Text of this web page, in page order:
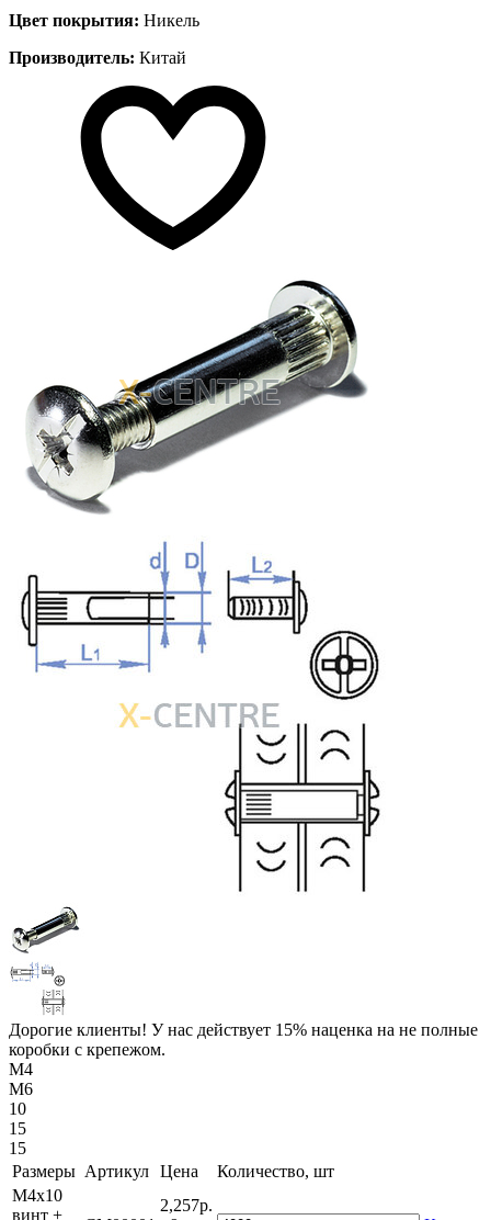
Цвет покрытия: Никель
Производитель: Китай
Дорогие клиенты! У нас действует 15% наценка на не полные
коробки с крепежом.
М4
М6
10
15
15
Размеры Артикул Цена
Количество, шт
М4х10
винт +
2,257р.